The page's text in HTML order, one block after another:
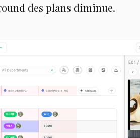
des plans diminue.